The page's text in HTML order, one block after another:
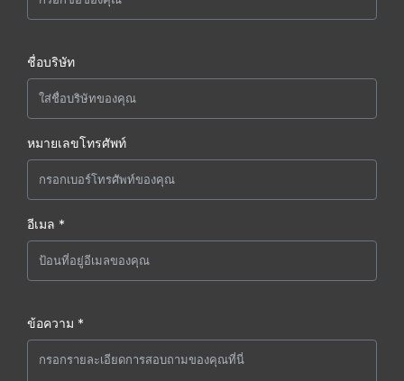
ชื่อบริษัท
หมายเลขโทรศัพท์
อีเมล *
ข้อความ *